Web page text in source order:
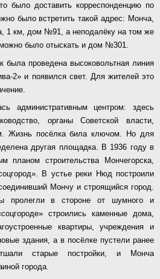
было доставить корреспонденцию по
было встретить такой адрес: Монча,
1 км, дом №91, а неподалёку на том же
было отыскать и дом №301.
была проведена высоковольтная линия
2» и появился свет. Для жителей это
административным центром: здесь
органы Советской власти,
Жизнь посёлка била ключом. Но для
другая площадка. В 1936 году в
планом строительства Мончегорска,
В устье реки Нюд построили
Мончу и строящийся город.
пролегли в стороне от шумного и
строились каменные дома,
квартиры, учреждения и
здания, а в посёлке пустели ранее
старые постройки, и Монча
города.